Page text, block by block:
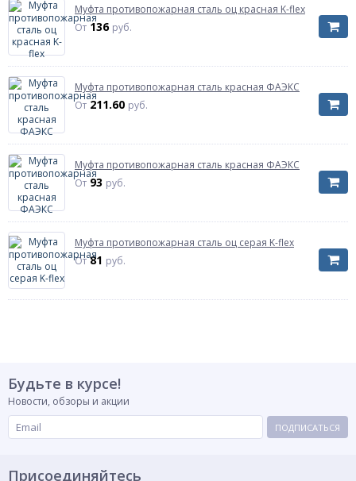
Муфта противопожарная сталь оц красная K-flex
От136 руб.
Муфта противопожарная сталь красная ФАЭКС
От211.60 руб.
Муфта противопожарная сталь красная ФАЭКС
От93 руб.
Муфта противопожарная сталь оц серая K-flex
От81 руб.
Будьте в курсе!
Новости, обзоры и акции
ПОДПИСАТЬСЯ
Присоединяйтесь